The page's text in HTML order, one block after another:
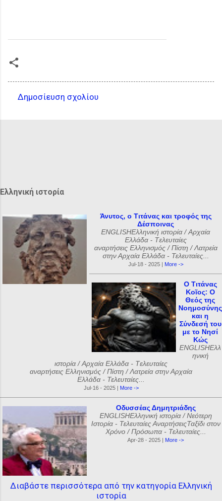
Δημοσίευση σχολίου
Ελληνική ιστορία
Άνυτος, ο Τιτάνας και τροφός της
Δέσποινας
ENGLISHΕλληνική ιστορία / Αρχαία
Ελλάδα - Tελευταίες
αναρτήσεις Ελληνισμός / Πίστη / Λατρεία
στην Αρχαία Ελλάδα - Τελευταίες...
Jul-18 - 2025 | More ->
Ο Τιτάνας
Κοῖος: Ο
Θεός της
Νοημοσύνης
και η
Σύνδεσή του
με το Νησί
Κώς
ENGLISHΕλλ
ηνική
ιστορία / Αρχαία Ελλάδα - Tελευταίες
αναρτήσεις Ελληνισμός / Πίστη / Λατρεία στην Αρχαία
Ελλάδα - Τελευταίες...
Jul-16 - 2025 | More ->
Οδυσσέας Δημητριάδης
ENGLISHΕλληνική ιστορία / Νεότερη
Ιστορία - Τελευταίες ΑναρτήσειςΤαξίδι στον
Χρόνο / Πρόσωπα - Τελευταίες...
Apr-28 - 2025 | More ->
Διαβάστε περισσότερα από την κατηγορία Ελληνική
ιστορία